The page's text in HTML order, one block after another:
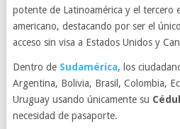
potente de Latinoamérica y el tercero
americano, destacando por ser el
acceso sin visa a Estados Unidos y
Dentro de Sudamérica, los
Argentina, Bolivia, Brasil, Colombia,
Uruguay usando únicamente su
necesidad de pasaporte.